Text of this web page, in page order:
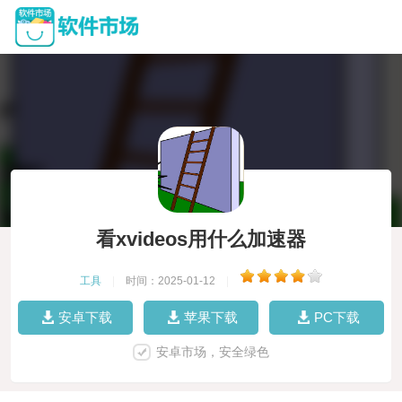
看xvideos用什么加速器
工具 时间：2025-01-12
安卓下载 苹果下载 PC下载
安卓市场，安全绿色